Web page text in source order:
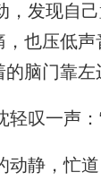
发现自己
也压低声
的脑门靠
叹一声：
静，忙道